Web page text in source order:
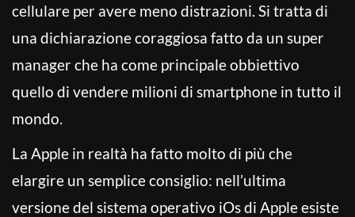
cellulare per avere meno distrazioni. Si tratta di
una dichiarazione coraggiosa fatto da un super
manager che ha come principale obbiettivo
quello di vendere milioni di smartphone in tutto il
mondo.
La Apple in realtà ha fatto molto di più che
elargire un semplice consiglio: nell’ultima
versione del sistema operativo iOs di Apple esiste